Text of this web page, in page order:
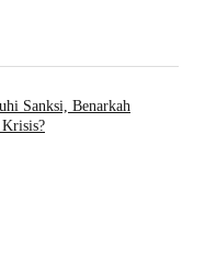
Sanksi, Benarkah
Krisis?